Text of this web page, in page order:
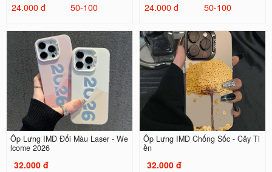
24.000 đ
50-100
24.000 đ
50-100
Ốp Lưng IMD Đổi Màu Laser - We
lcome 2026
32.000 đ
Ốp Lưng IMD Chống Sốc - Cây Ti
ền
32.000 đ